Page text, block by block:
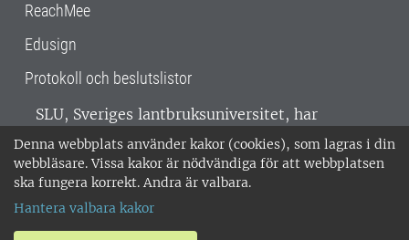
Denna webbplats använder kakor (cookies), som lagras i din
webbläsare. Vissa kakor är nödvändiga för att webbplatsen
ska fungera korrekt. Andra är valbara.
Hantera valbara kakor
ReachMee
Edusign
Protokoll och beslutslistor
SLU, Sveriges lantbruksuniversitet, har
verksamhet över hela Sverige. Huvudorter är
Alnarp, Uppsala och Umeå.SLU är
miljöcertifierat enligt ISO 14001. •
018-67 10 00 • Org nr: 202100-2817 •